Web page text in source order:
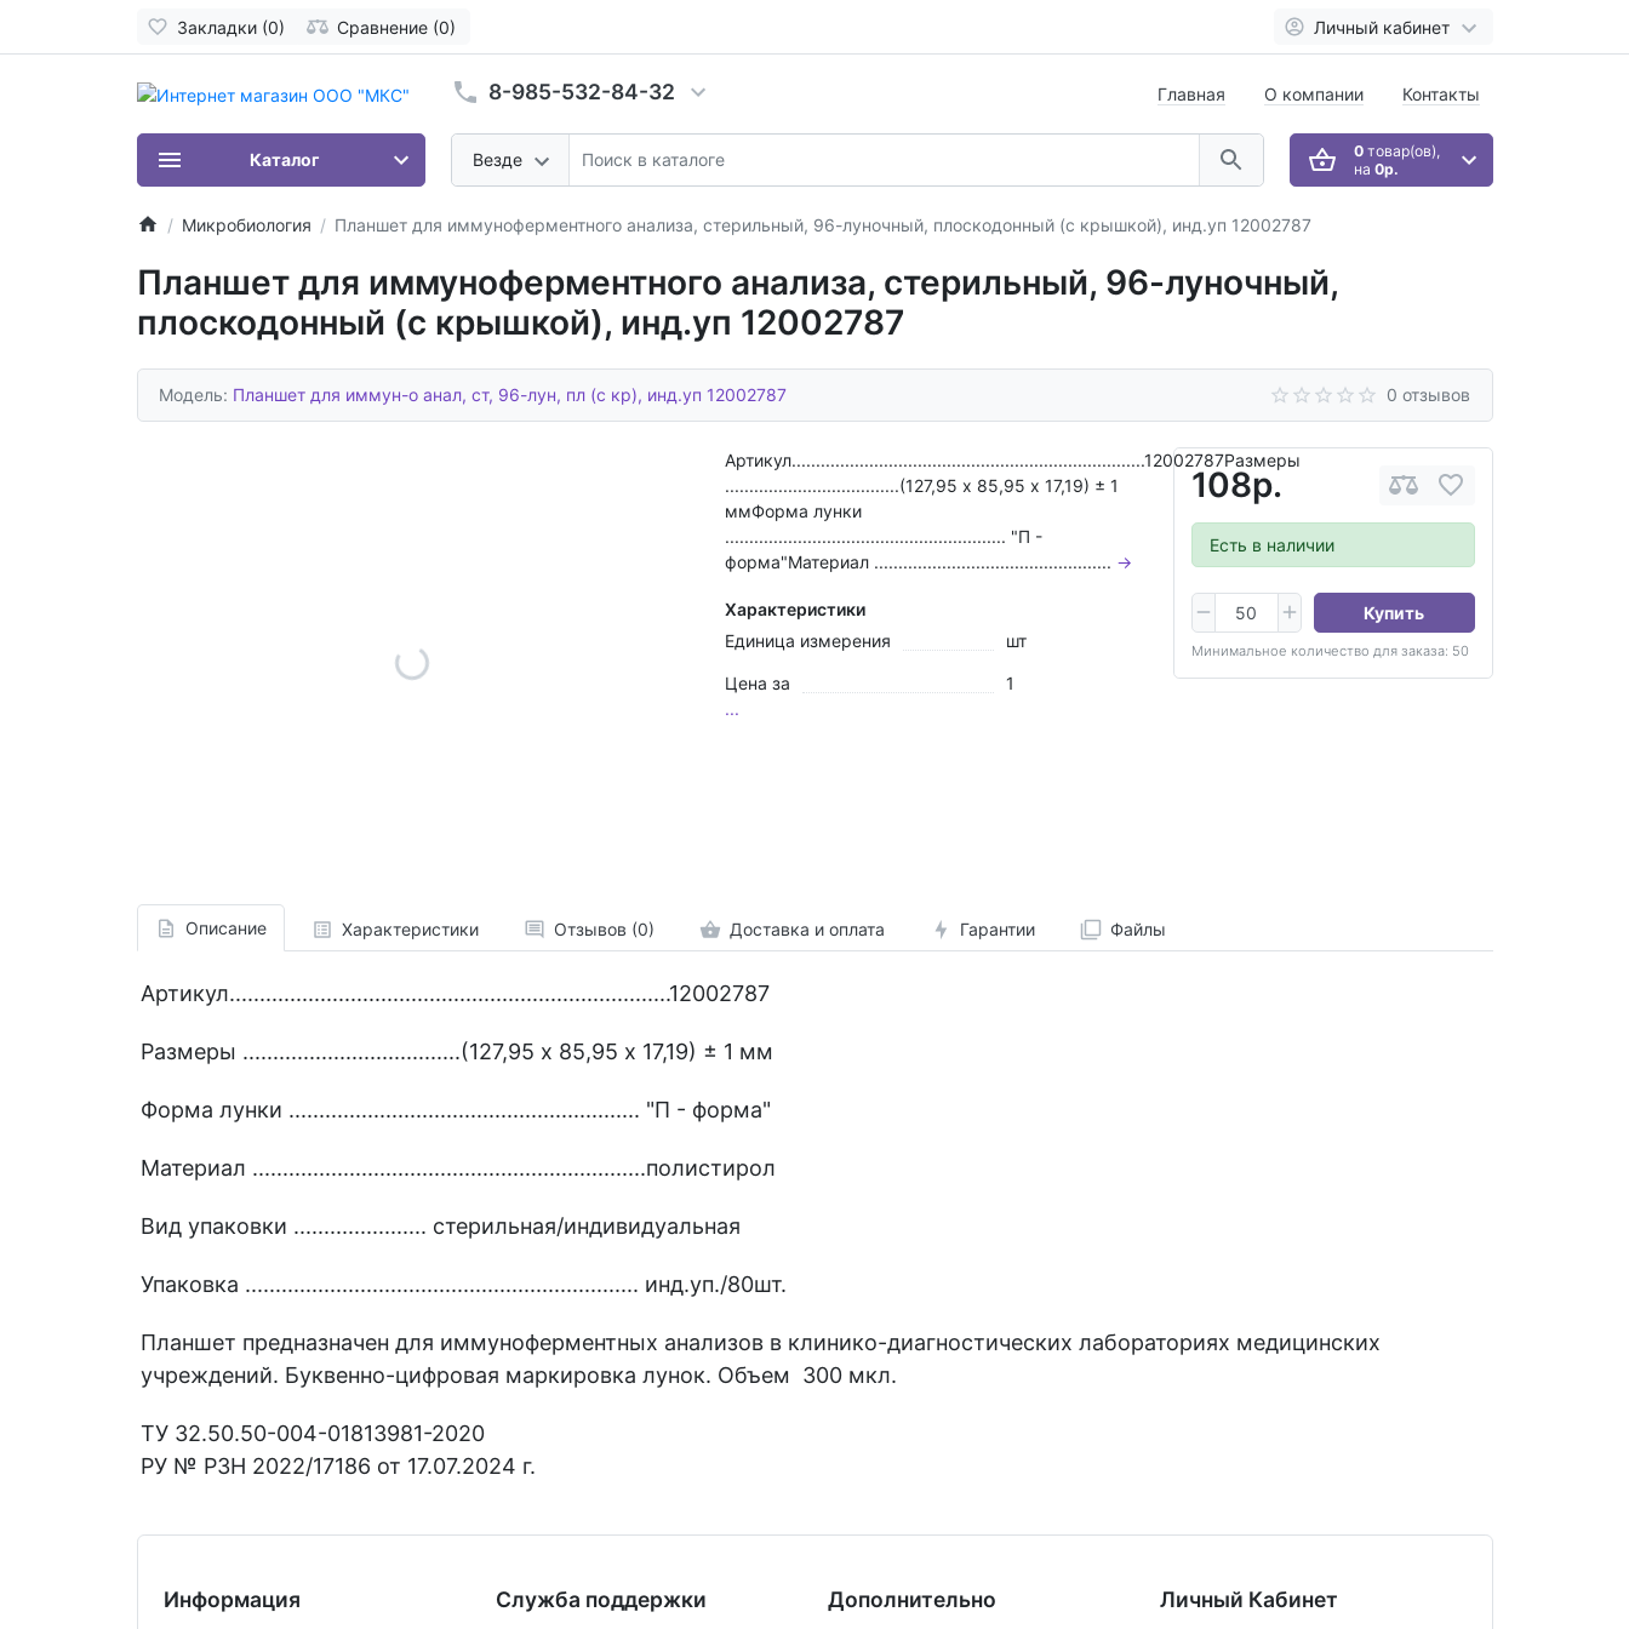
Закладки (0) Сравнение (0) Личный кабинет
8-985-532-84-32
Везде
Главная О компании Контакты
0товар(ов),
на 0р.
Каталог
Микробиология Планшет для иммуноферментного анализа, стерильный, 96-луночный, плоскодонный (с крышкой), инд.уп 12002787
Планшет для иммуноферментного анализа, стерильный, 96-луночный,
плоскодонный (с крышкой), инд.уп 12002787
Модель: Планшет для иммун-о анал, ст, 96-лун, пл (с кр), инд.уп 12002787 0 отзывов
108р.
Есть в наличии
Купить
Минимальное количество для заказа: 50
Артикул.........................................................................12002787Размеры
....................................(127,95 х 85,95 х 17,19) ± 1
ммФорма лунки
.......................................................... "П -
форма"Материал ................................................. →
Характеристики
Единица измерения
шт
Цена за
1
...
Описание Характеристики Отзывов (0) Доставка и оплата Гарантии Файлы
Артикул.........................................................................12002787
Размеры ....................................(127,95 х 85,95 х 17,19) ± 1 мм
Форма лунки .......................................................... "П - форма"
Материал .................................................................полистирол
Вид упаковки ...................... стерильная/индивидуальная
Упаковка ................................................................. инд.уп./80шт.
Планшет предназначен для иммуноферментных анализов в клинико-диагностических лабораториях медицинских
учреждений. Буквенно-цифровая маркировка лунок. Объем 300 мкл.
ТУ 32.50.50-004-01813981-2020
РУ № РЗН 2022/17186 от 17.07.2024 г.
Информация Служба поддержки Дополнительно Личный Кабинет